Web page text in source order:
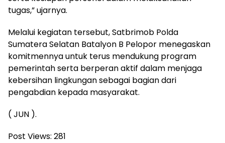
tugas,” ujarnya.
Melalui kegiatan tersebut, Satbrimob Polda
Sumatera Selatan Batalyon B Pelopor menegaskan
komitmennya untuk terus mendukung program
pemerintah serta berperan aktif dalam menjaga
kebersihan lingkungan sebagai bagian dari
pengabdian kepada masyarakat.
( JUN ).
Post Views: 281